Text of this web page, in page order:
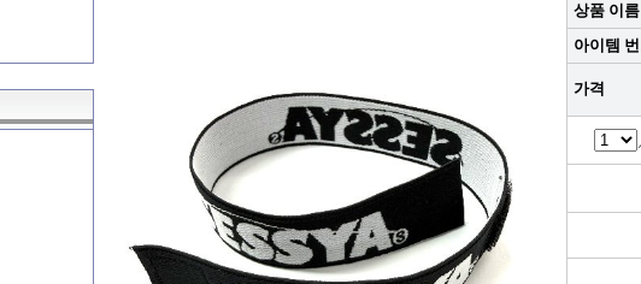
상품 이름
아이템
가격